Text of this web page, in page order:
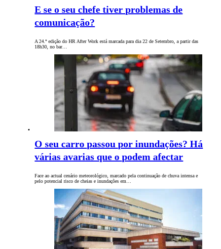
E se o seu chefe tiver problemas de
comunicação?
A 24.ª edição do HR After Work está marcada para dia 22 de Setembro, a partir das
18h30, no bar…
O seu carro passou por inundações? Há
várias avarias que o podem afectar
Face ao actual cenário meteorológico, marcado pela continuação de chuva intensa e
pelo potencial risco de cheias e inundações em…